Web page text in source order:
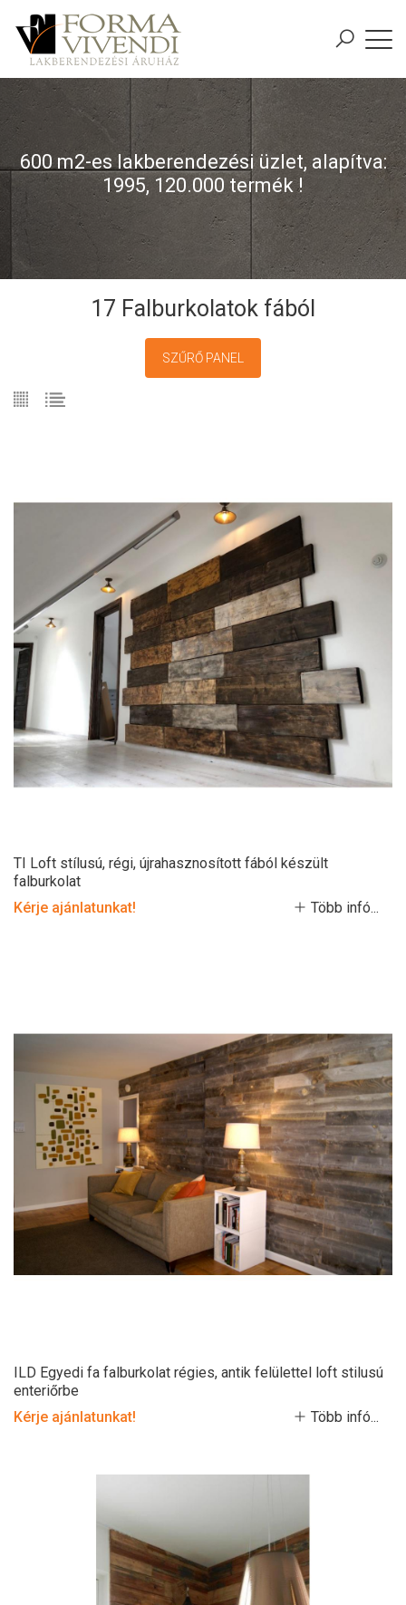
600 m2-es lakberendezési üzlet, alapítva:
1995, 120.000 termék !
17 Falburkolatok fából
SZŰRŐ PANEL
TI Loft stílusú, régi, újrahasznosított fából készült
falburkolat
Kérje ajánlatunkat!
Több infó...
ILD Egyedi fa falburkolat régies, antik felülettel loft stilusú
enteriőrbe
Kérje ajánlatunkat!
Több infó...